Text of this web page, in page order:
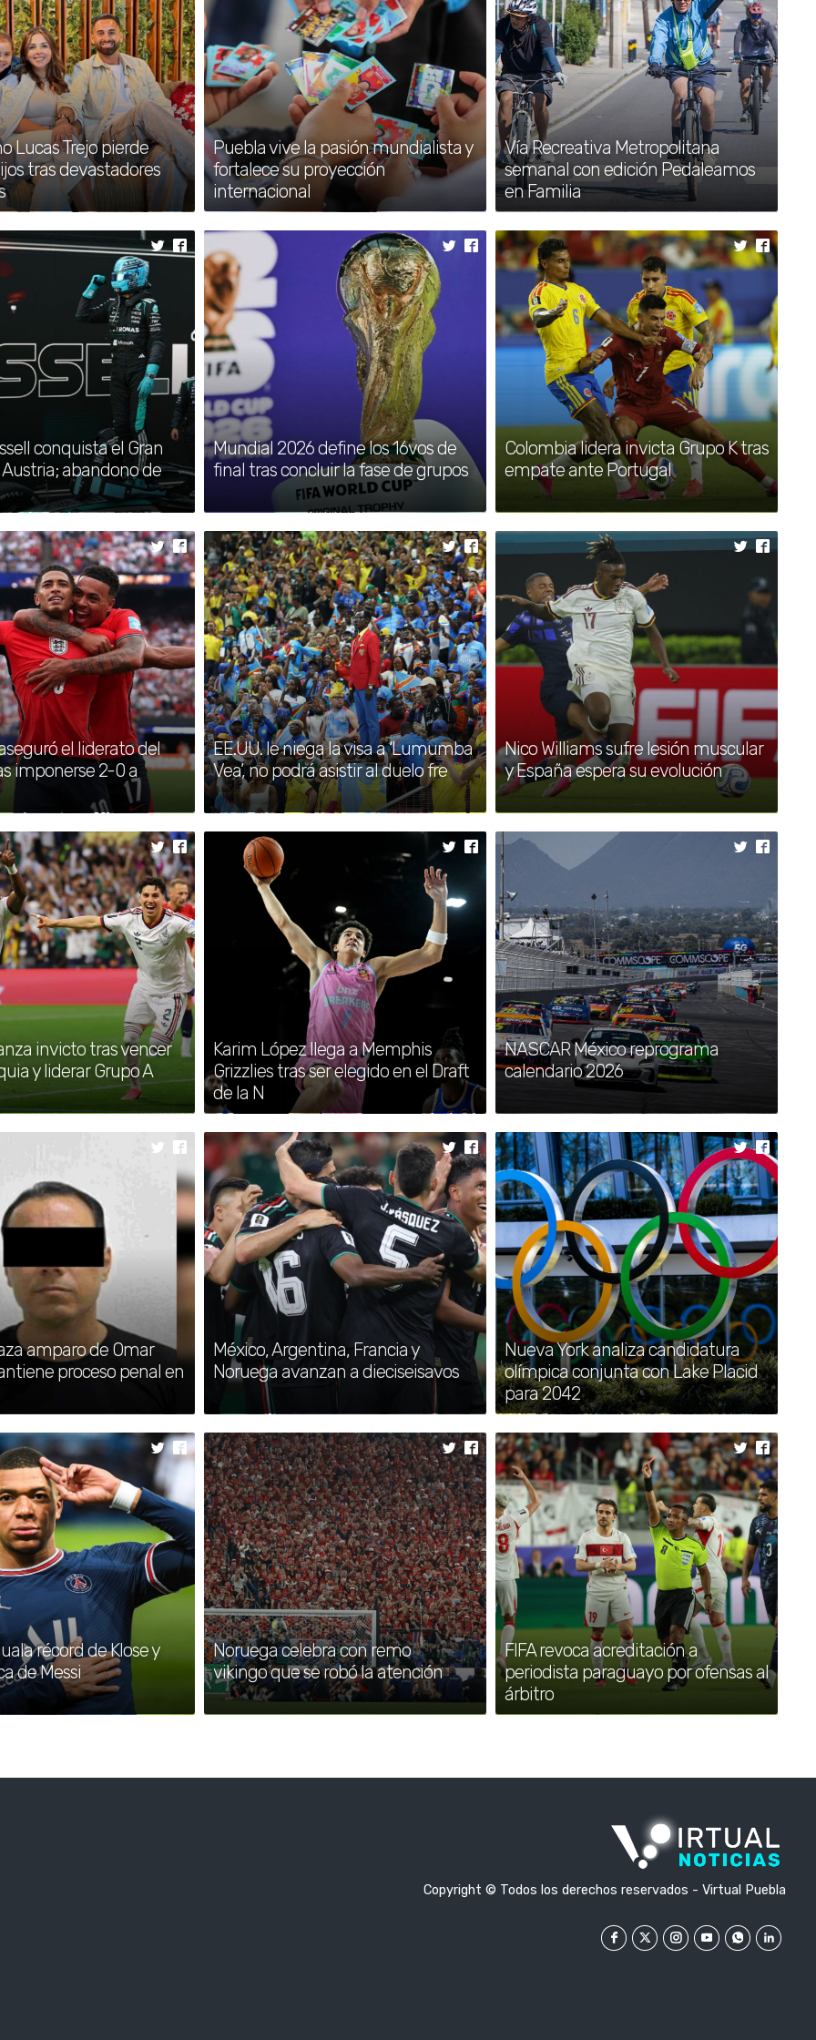
a
2026
y aseguró su lugar entre los 16
medallas en los
en natación
tras
a octavos del
• Hamás disuelve su Gobierno en
Gaza y cede la administración
tras alto al fuego
• Incendios en el sur de Europa
dejan evacuaciones y miles de
hectáreas arrasadas
• México cae ante Inglaterra y
queda fuera en octavos
• OMM alerta que El Niño se
fortalecerá y elevará eventos
climáticos extremos
• Fortalece gobierno estatal
movilidad activa con Vía
Recreativa Metropolitana
•
Volcán Etna aumenta su
actividad y obliga a restringir
vuelos en Sicilia
• Con educación y esfuerzo, las
nuevas generaciones
construyen el futuro del estado
• Fortalecimiento del campo y
conectividad para bienestar de
familias serranas: Armenta Mier
• Gobierno estatal plantará 2
millones de árboles con visión
integral de restauración
•
SEDIF impulsa inclusión y sana
alimentación para familias en
todo el estado
• México envía 28 toneladas de
ayuda a Venezuela por sismos
Protección Civil rescata a
Zacatlán
• Venezuela acelera remoción de
escombros y evalúa daños
• Impulsa gobierno estatal
respuesta inmediata y
transformación histórica de
infraestructura vial
• Harry viajará solo a Londres por
falta de garantías de seguridad
policial
• Ataque con dron israelí deja un
muerto y varios heridos en Gaza
• Papa León XIV exige a Europa
actuar ante la tragedia
migratoria en Mediterráneo
• Gobierno federal y estatal logran
acuerdos con pobladores de
Santa María La Alta
• compromisos con familias de
San José Chiapa
• Costa Rica decomisa cocaína
líquida en altamar por primera vez
histórica
• Netanyahu felicita a Trump por el
250 aniversario de la
independencia de EE.UU.
Lucas Trejo pierde
tras devastadores
Puebla vive la pasión mundialista y
fortalece su proyección
internacional
Vía Recreativa Metropolitana
semanal con edición Pedaleamos
en Familia
conquista el Gran
abandono de
Mundial 2026 define los 16vos de
final tras concluir la fase de grupos
Colombia lidera invicta Grupo K tras
empate ante Portugal
el liderato del
imponerse 2-0 a
EE.UU. le niega la visa a ‘Lumumba
Vea’, no podrá asistir al duelo fre
Nico Williams sufre lesión muscular
y España espera su evolución
invicto tras vencer
y liderar Grupo A
Karim López llega a Memphis
Grizzlies tras ser elegido en el Draft
de la N
NASCAR México reprograma
calendario 2026
amparo de Omar
proceso penal en
México, Argentina, Francia y
Noruega avanzan a dieciseisavos
Nueva York analiza candidatura
olímpica conjunta con Lake Placid
para 2042
récord de Klose y
de Messi
Noruega celebra con remo
vikingo que se robó la atención
FIFA revoca acreditación a
periodista paraguayo por ofensas al
árbitro
Copyright © Todos los derechos reservados - Virtual Puebla